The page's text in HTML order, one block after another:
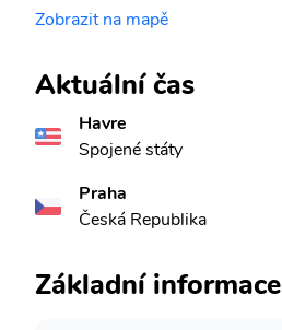
Zobrazit na mapě
Aktuální čas
Havre
Spojené státy
Praha
Česká Republika
Základní informace